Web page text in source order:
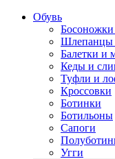
Обувь
Босоножки
Шлепанцы
Балетки и
Кеды и
Туфли и
Кроссовки
Ботинки
Ботильоны
Сапоги
Угги